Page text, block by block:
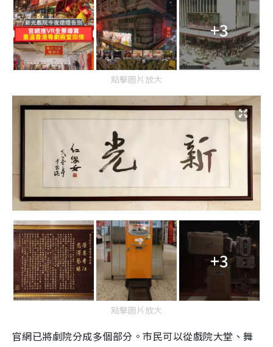
+3
點擊圖片放大
+3
點擊圖片放大
官網已將劇院分成多個部分。市民可以從戲院大堂、舞